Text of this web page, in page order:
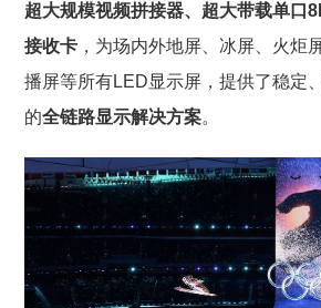
超大规模视频拼接器、超大带载单口
接收卡 ，为场内外地屏、冰屏、火炬
播屏等所有LED显示屏，提供了稳定
的全链路显示解决方案。